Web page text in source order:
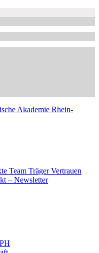
Team TrägerVertrauen
– Newsletter